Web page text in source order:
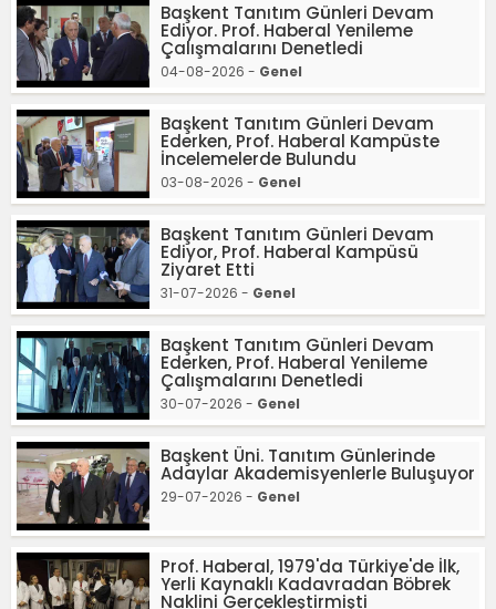
Başkent Tanıtım Günleri Devam
Ediyor. Prof. Haberal Yenileme
Çalışmalarını Denetledi
04-08-2026 - Genel
Başkent Tanıtım Günleri Devam
Ederken, Prof. Haberal Kampüste
İncelemelerde Bulundu
03-08-2026 - Genel
Başkent Tanıtım Günleri Devam
Ediyor, Prof. Haberal Kampüsü
Ziyaret Etti
31-07-2026 - Genel
Başkent Tanıtım Günleri Devam
Ederken, Prof. Haberal Yenileme
Çalışmalarını Denetledi
30-07-2026 - Genel
Başkent Üni. Tanıtım Günlerinde
Adaylar Akademisyenlerle Buluşuyor
29-07-2026 - Genel
Prof. Haberal, 1979'da Türkiye'de İlk,
Yerli Kaynaklı Kadavradan Böbrek
Naklini Gerçekleştirmişti